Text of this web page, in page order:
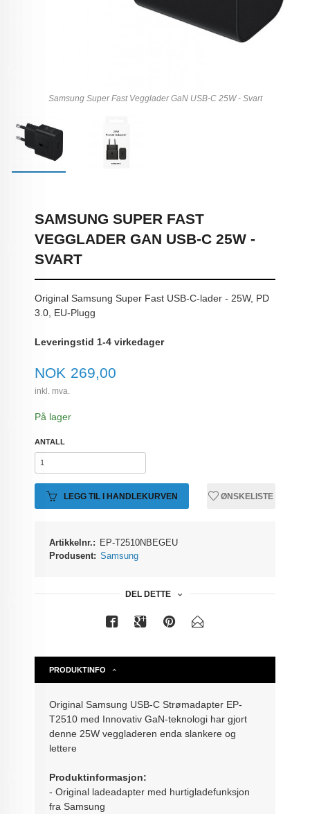
Samsung Super Fast Vegglader GaN USB-C 25W - Svart
SAMSUNG SUPER FAST
VEGGLADER GAN USB-C 25W -
SVART
Original Samsung Super Fast USB-C-lader - 25W, PD
3.0, EU-Plugg
Leveringstid 1-4 virkedager
Pris
NOK 269,00
inkl. mva.
På lager
ANTALL
LEGG TIL I HANDLEKURVEN ØNSKELISTE
Artikkelnr.: EP-T2510NBEGEU
Produsent: Samsung
DEL DETTE
PRODUKTINFO
Original Samsung USB-C Strømadapter EP-
T2510 med Innovativ GaN-teknologi har gjort
denne 25W veggladeren enda slankere og
lettere
Produktinformasjon:
- Original ladeadapter med hurtigladefunksjon
fra Samsung